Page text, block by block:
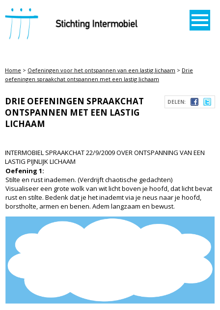
STICHTING INTERMOBIEL
Home > Oefeningen voor het ontspannen van een lastig lichaam > Drie
oefeningen spraakchat ontspannen met een lastig lichaam
DELEN:
DRIE OEFENINGEN SPRAAKCHAT
ONTSPANNEN MET EEN LASTIG
LICHAAM
INTERMOBIEL SPRAAKCHAT 22/9/2009 OVER ONTSPANNING VAN EEN
LASTIG PIJNLIJK LICHAAM
Oefening 1:
Stilte en rust inademen. (Verdrijft chaotische gedachten)
Visualiseer een grote wolk van wit licht boven je hoofd, dat licht bevat
rust en stilte. Bedenk dat je het inademt via je neus naar je hoofd,
borstholte, armen en benen. Adem langzaam en bewust.